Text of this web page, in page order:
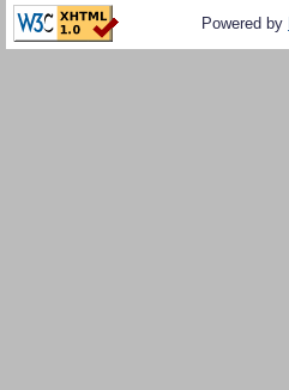
Powered by